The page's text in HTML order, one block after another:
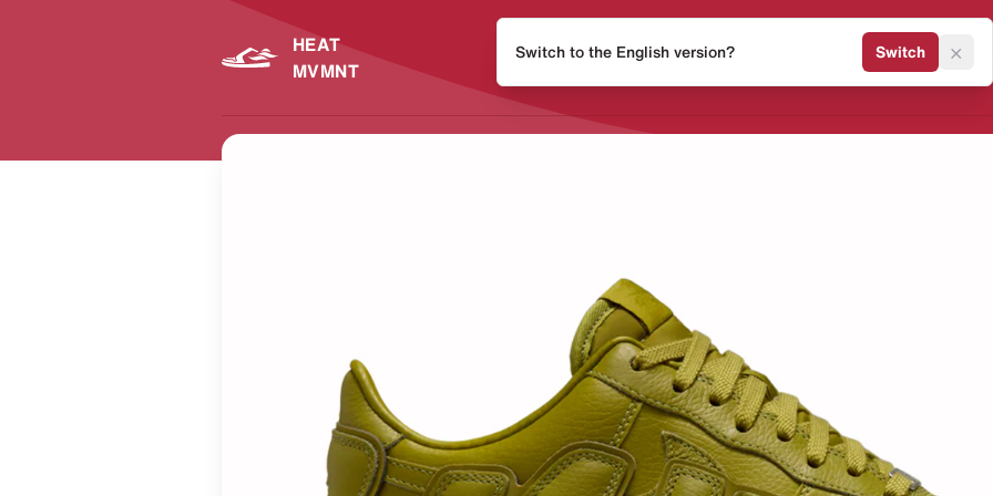
HEAT
MVMNT
Release Kalender Sneaker
Switch to the English version? Switch ×